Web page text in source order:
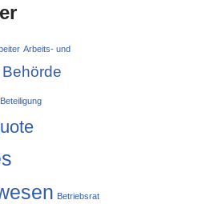
Arbeits- und
Behörde
Beteiligung
Betriebsrat